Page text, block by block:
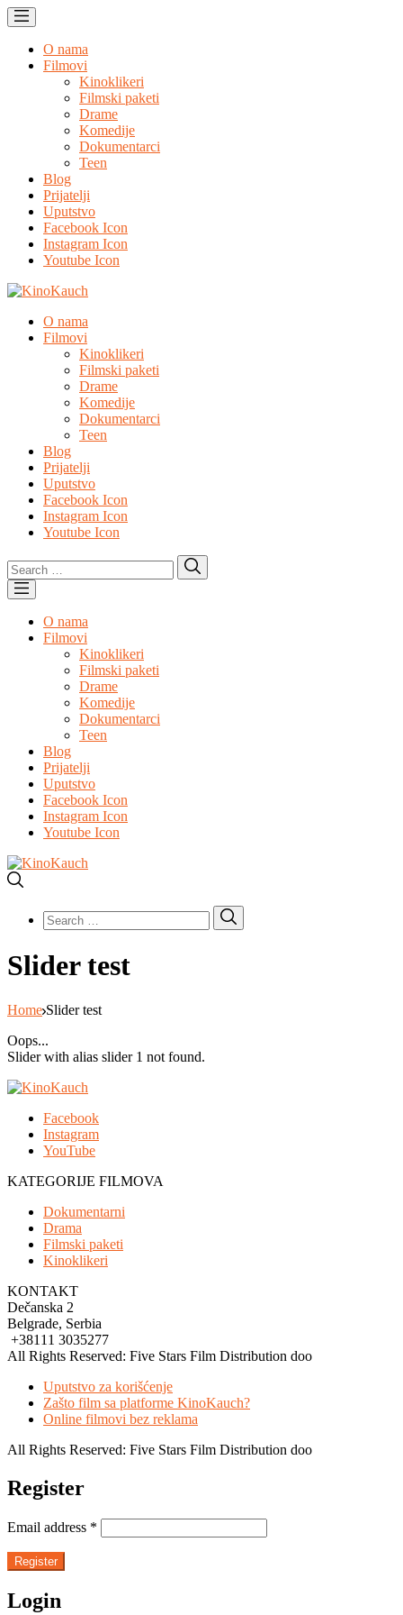
O nama
Filmovi
Kinoklikeri
Filmski paketi
Drame
Komedije
Dokumentarci
Teen
Blog
Prijatelji
Uputstvo
Facebook Icon
Instagram Icon
Youtube Icon
O nama
Filmovi
Kinoklikeri
Filmski paketi
Drame
Komedije
Dokumentarci
Teen
Blog
Prijatelji
Uputstvo
Facebook Icon
Instagram Icon
Youtube Icon
Search
for:
O nama
Filmovi
Kinoklikeri
Filmski paketi
Drame
Komedije
Dokumentarci
Teen
Blog
Prijatelji
Uputstvo
Facebook Icon
Instagram Icon
Youtube Icon
Search
for:
Slider test
Home Slider test
Oops...
Slider with alias slider 1 not found.
Facebook
Instagram
YouTube
KATEGORIJE FILMOVA
Dokumentarni
Drama
Filmski paketi
Kinoklikeri
KONTAKT
Dečanska 2
Belgrade, Serbia
+38111 3035277
All Rights Reserved: Five Stars Film Distribution doo
Uputstvo za korišćenje
Zašto film sa platforme KinoKauch?
Online filmovi bez reklama
All Rights Reserved: Five Stars Film Distribution doo
Register
Email address *
Register
Login